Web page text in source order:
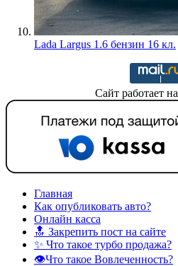
Lada Largus 1.6 бензин 16 кл.
Сайт работает на
Главная
Как опубликовать авто?
Онлайн касса
🔝 Закрепить пост на сайте
✨ Что такое турбо продажа?
👁️Что такое Вовлеченность?